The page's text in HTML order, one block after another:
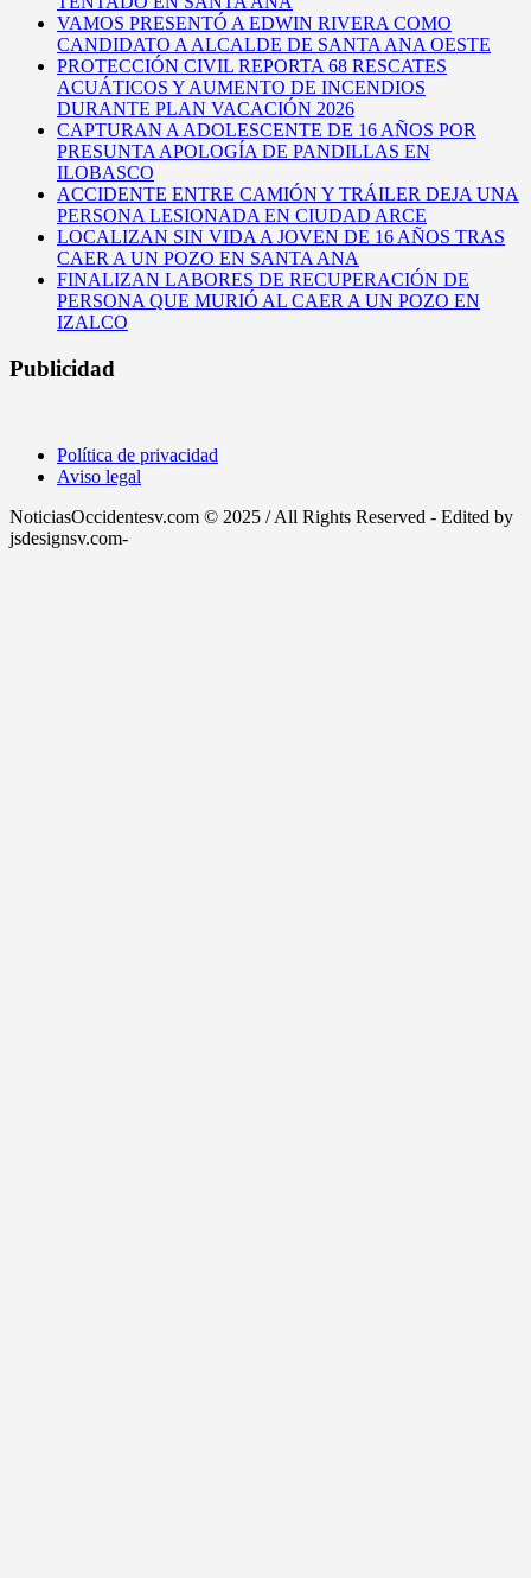
VAMOS PRESENTÓ A EDWIN RIVERA COMO
CANDIDATO A ALCALDE DE SANTA ANA OESTE
PROTECCIÓN CIVIL REPORTA 68 RESCATES
ACUÁTICOS Y AUMENTO DE INCENDIOS
DURANTE PLAN VACACIÓN 2026
CAPTURAN A ADOLESCENTE DE 16 AÑOS POR
PRESUNTA APOLOGÍA DE PANDILLAS EN
ILOBASCO
ACCIDENTE ENTRE CAMIÓN Y TRÁILER DEJA UNA
PERSONA LESIONADA EN CIUDAD ARCE
LOCALIZAN SIN VIDA A JOVEN DE 16 AÑOS TRAS
CAER A UN POZO EN SANTA ANA
FINALIZAN LABORES DE RECUPERACIÓN DE
PERSONA QUE MURIÓ AL CAER A UN POZO EN
IZALCO
Publicidad
Política de privacidad
Aviso legal
NoticiasOccidentesv.com © 2025 / All Rights Reserved - Edited by
jsdesignsv.com-